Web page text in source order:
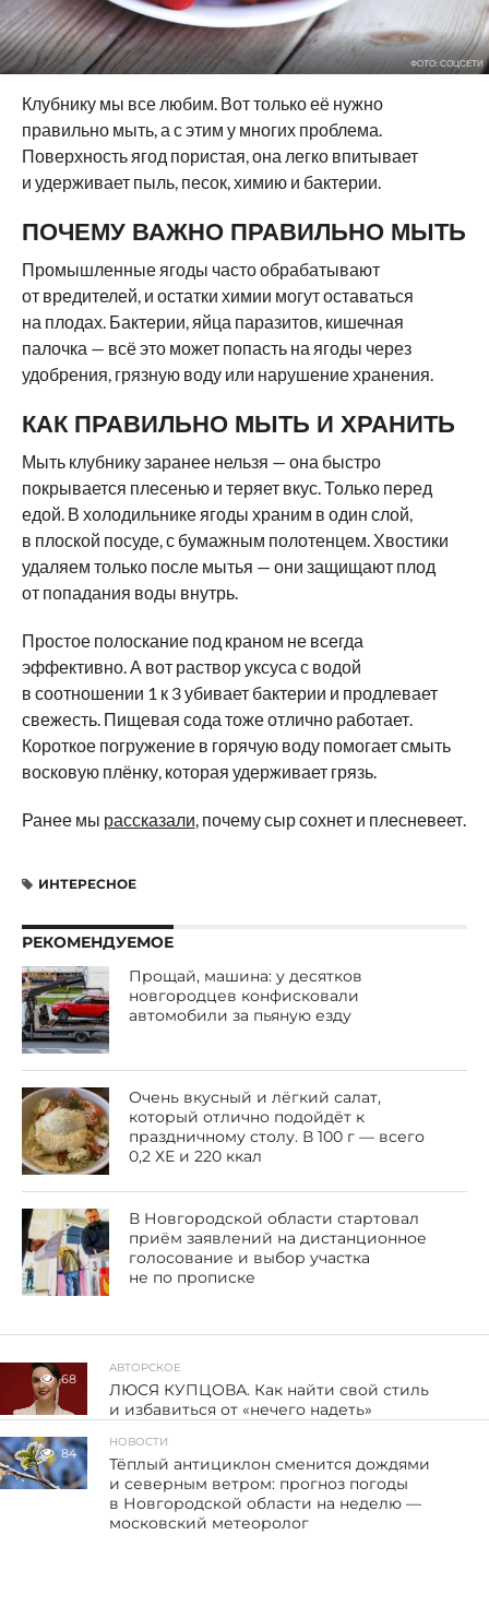
ФОТО: СОЦСЕТИ
Клубнику мы все любим. Вот только её нужно
правильно мыть, а с этим у многих проблема.
Поверхность ягод пористая, она легко впитывает
и удерживает пыль, песок, химию и бактерии.
ПОЧЕМУ ВАЖНО ПРАВИЛЬНО МЫТЬ
Промышленные ягоды часто обрабатывают
от вредителей, и остатки химии могут оставаться
на плодах. Бактерии, яйца паразитов, кишечная
палочка — всё это может попасть на ягоды через
удобрения, грязную воду или нарушение хранения.
КАК ПРАВИЛЬНО МЫТЬ И ХРАНИТЬ
Мыть клубнику заранее нельзя — она быстро
покрывается плесенью и теряет вкус. Только перед
едой. В холодильнике ягоды храним в один слой,
в плоской посуде, с бумажным полотенцем. Хвостики
удаляем только после мытья — они защищают плод
от попадания воды внутрь.
Простое полоскание под краном не всегда
эффективно. А вот раствор уксуса с водой
в соотношении 1 к 3 убивает бактерии и продлевает
свежесть. Пищевая сода тоже отлично работает.
Короткое погружение в горячую воду помогает смыть
восковую плёнку, которая удерживает грязь.
Ранее мы рассказали, почему сыр сохнет и плесневеет.
ИНТЕРЕСНОЕ
РЕКОМЕНДУЕМОЕ
Прощай, машина: у десятков
новгородцев конфисковали
автомобили за пьяную езду
Очень вкусный и лёгкий салат,
который отлично подойдёт к
праздничному столу. В 100 г — всего
0,2 ХЕ и 220 ккал
В Новгородской области стартовал
приём заявлений на дистанционное
голосование и выбор участка
не по прописке
68
АВТОРСКОЕ
ЛЮСЯ КУПЦОВА. Как найти свой стиль
и избавиться от «нечего надеть»
84
НОВОСТИ
Тёплый антициклон сменится дождями
и северным ветром: прогноз погоды
в Новгородской области на неделю —
московский метеоролог